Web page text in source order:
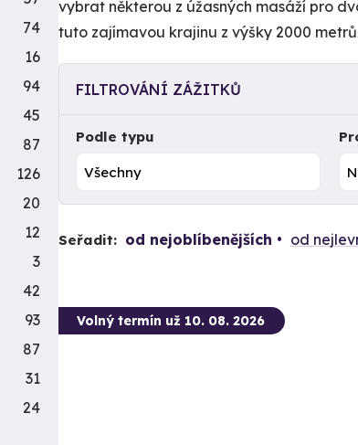
vybrat některou z úžasných masáží pro
tuto zajímavou krajinu z výšky 2000
FILTROVÁNÍ ZÁŽITKŮ
Podle typu
Seřadit: od nejoblíbenějších od
Volný termín už 10. 08. 2026
74
16
94
45
87
126
20
12
3
42
93
87
31
24